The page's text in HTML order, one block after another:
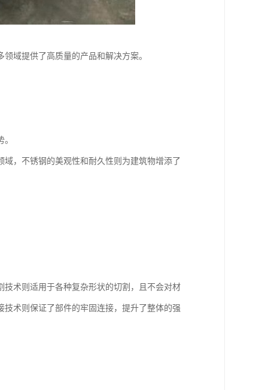
域提供了高质量的产品和解决方案。
，不锈钢的美观性和耐久性则为建筑物增添了
术则适用于各种复杂形状的切割，且不会对材
术则保证了部件的牢固连接，提升了整体的强